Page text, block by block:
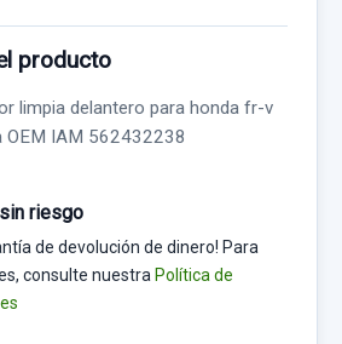
producto
limpia delantero para honda fr-v
OEM IAM 562432238
riesgo
de devolución de dinero! Para
consulte nuestra Política de